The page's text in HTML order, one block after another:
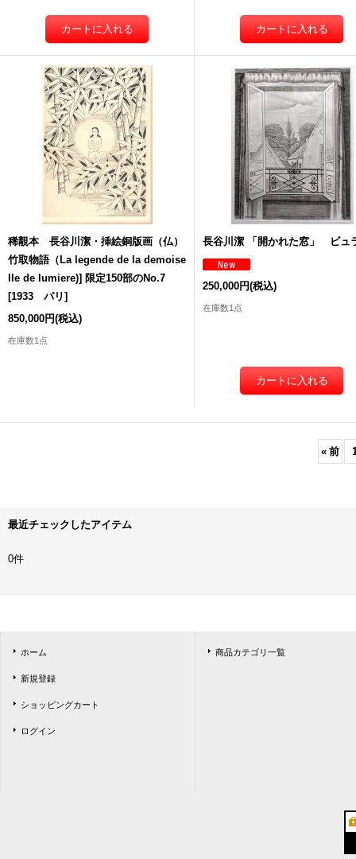
稀覯本 長谷川潔・挿絵銅版画（仏）
竹取物語（La legende de la demoise
lle de lumiere)] 限定150部のNo.7
[1933 パリ]
850,000円(税込)
在庫数1点
長谷川潔 「開かれた窓」 ビュ
250,000円(税込)
在庫数1点
« 前
最近チェックしたアイテム
0件
ホーム
新規登録
ショッピングカート
ログイン
商品カテゴリ一覧